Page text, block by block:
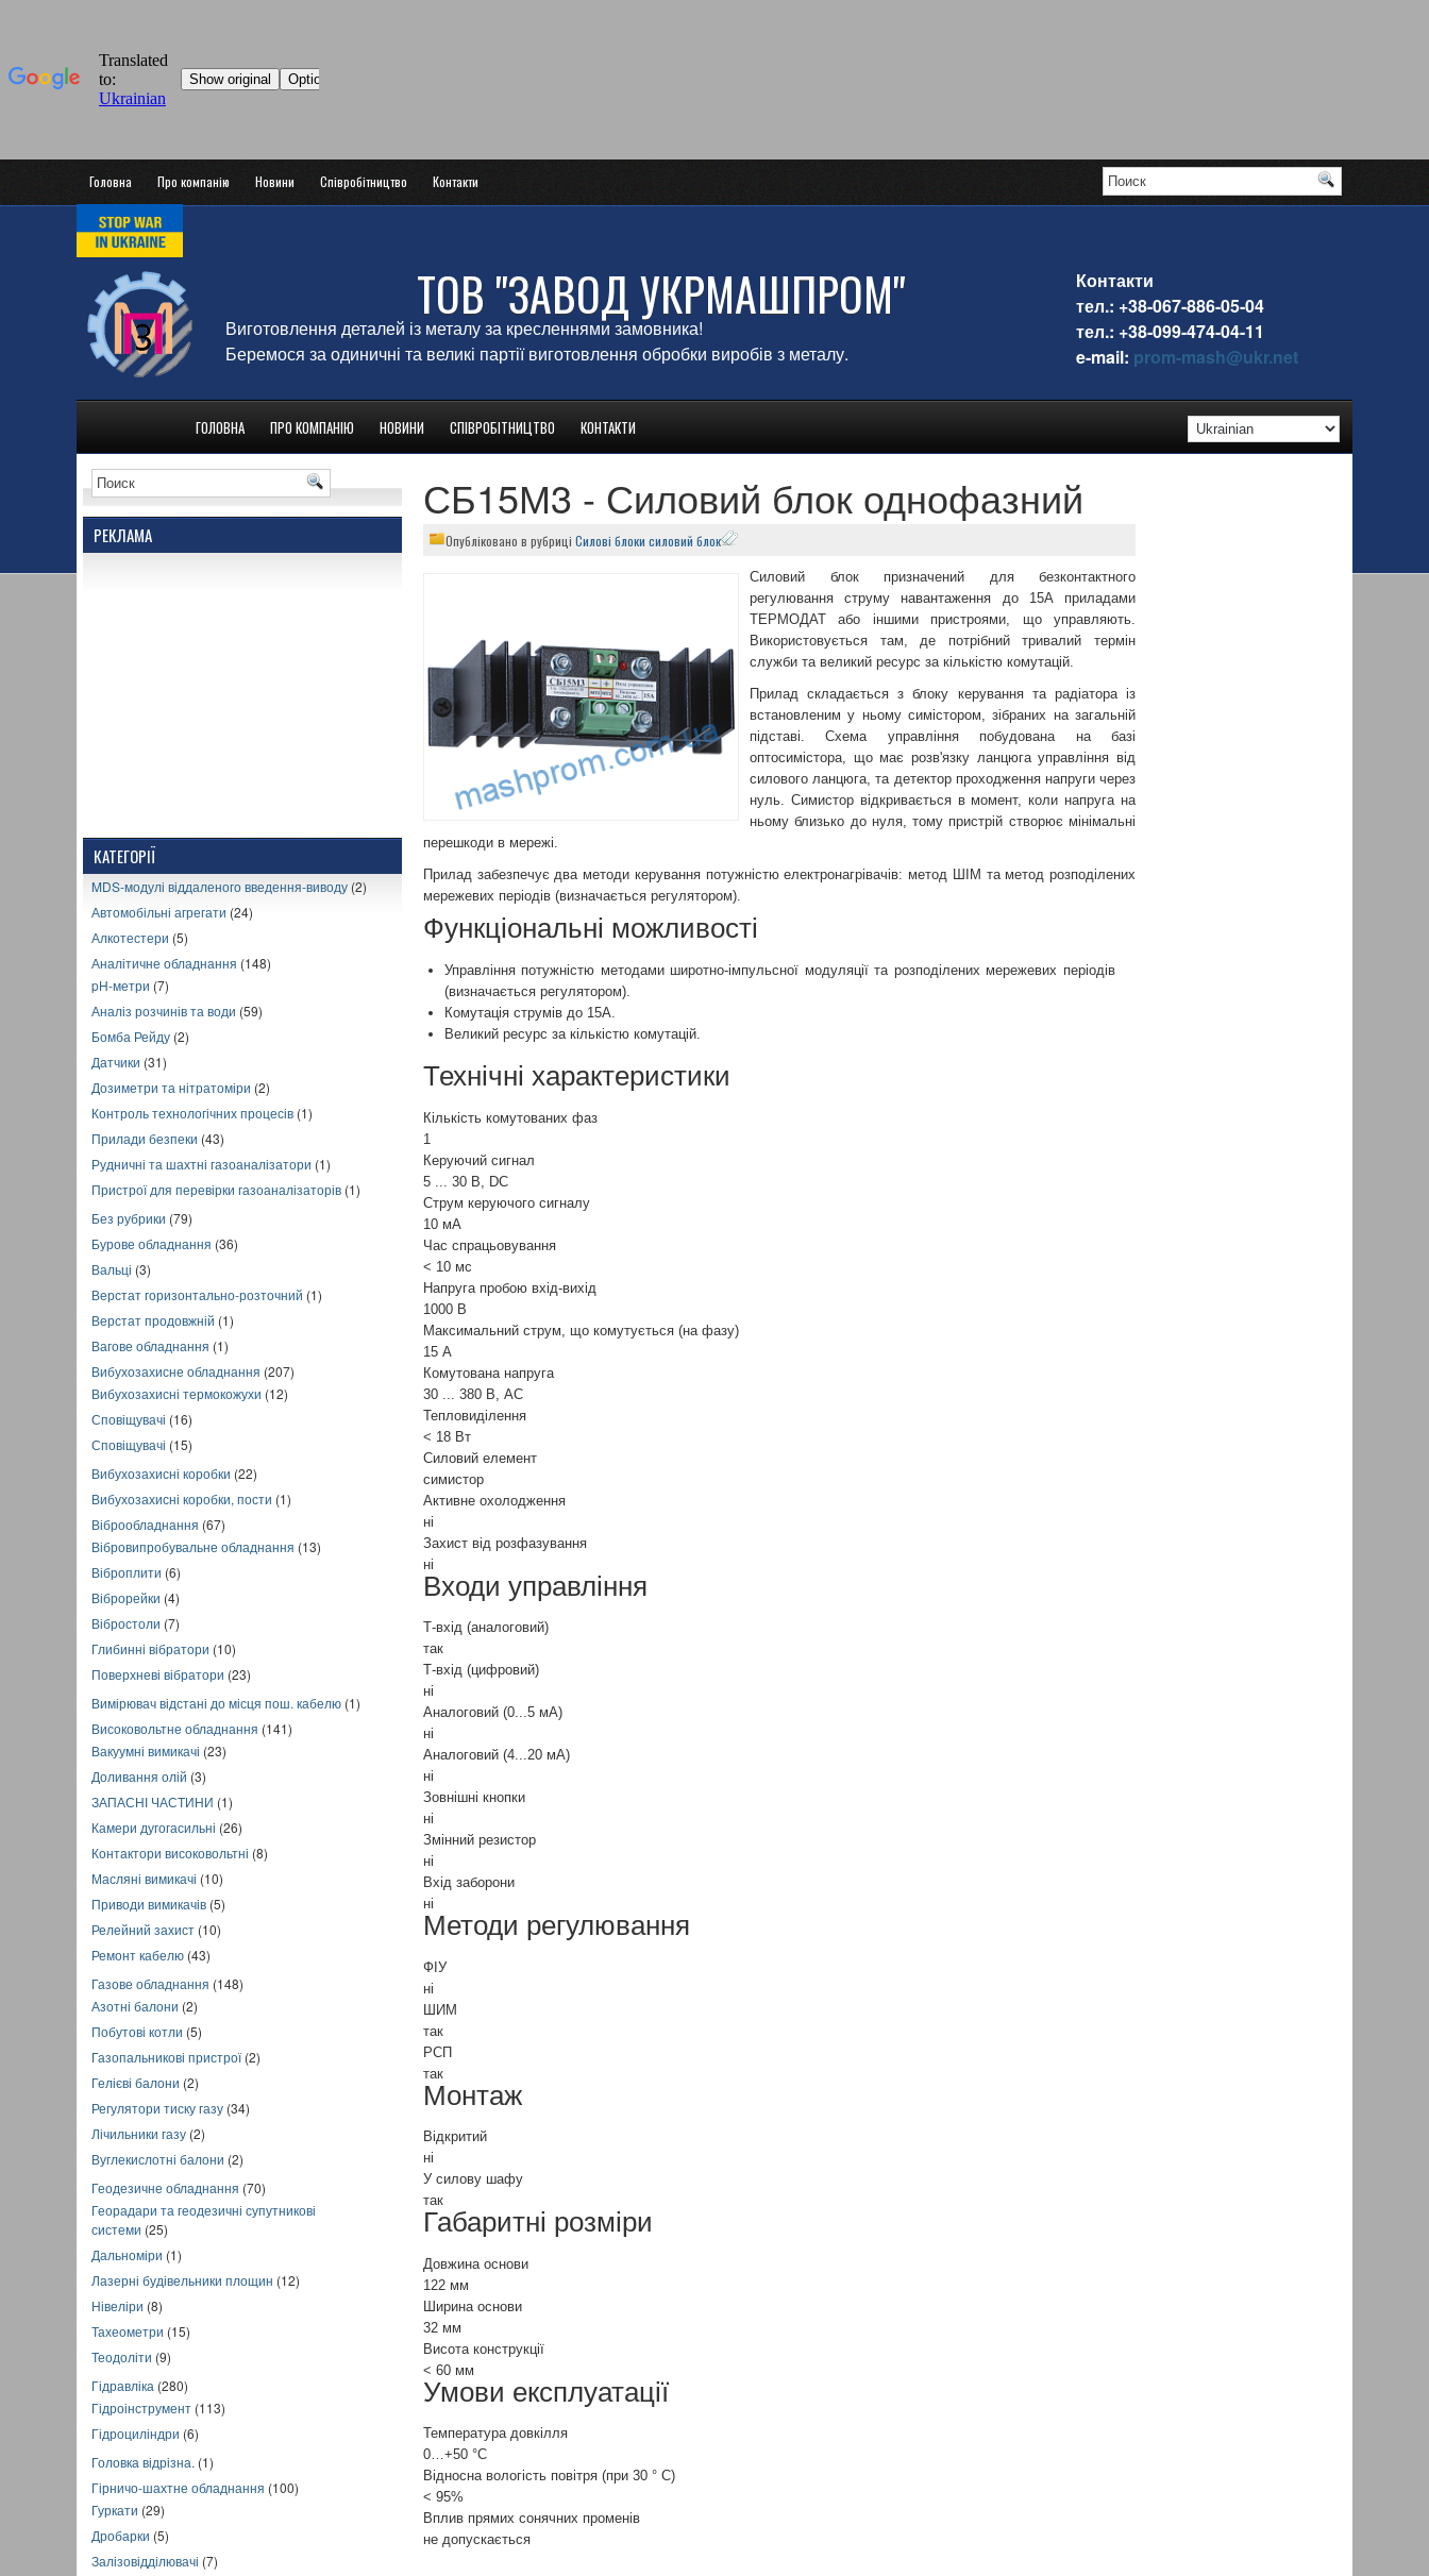
Головна Про компанію Новини Співробітництво Контакти
ТОВ "ЗАВОД УКРМАШПРОМ"
Виготовлення деталей із металу за кресленнями замовника!
Беремося за одиничні та великі партії виготовлення обробки виробів з металу.
Контакти
тел.: +38-067-886-05-04
тел.: +38-099-474-04-11
e-mail: prom-mash@ukr.net
ГОЛОВНА ПРО КОМПАНІЮ НОВИНИ СПІВРОБІТНИЦТВО КОНТАКТИ
РЕКЛАМА
КАТЕГОРІЇ
MDS-модулі віддаленого введення-виводу (2)
Автомобільні агрегати (24)
Алкотестери (5)
Аналітичне обладнання (148)
pH-метри (7)
Аналіз розчинів та води (59)
Бомба Рейду (2)
Датчики (31)
Дозиметри та нітратоміри (2)
Контроль технологічних процесів (1)
Прилади безпеки (43)
Рудничні та шахтні газоаналізатори (1)
Пристрої для перевірки газоаналізаторів (1)
Без рубрики (79)
Бурове обладнання (36)
Вальці (3)
Верстат горизонтально-розточний (1)
Верстат продовжній (1)
Вагове обладнання (1)
Вибухозахисне обладнання (207)
Вибухозахисні термокожухи (12)
Сповіщувачі (16)
Сповіщувачі (15)
Вибухозахисні коробки (22)
Вибухозахисні коробки, пости (1)
Віброобладнання (67)
Вібровипробувальне обладнання (13)
Віброплити (6)
Віброрейки (4)
Вібростоли (7)
Глибинні вібратори (10)
Поверхневі вібратори (23)
Вимірювач відстані до місця пош. кабелю (1)
Високовольтне обладнання (141)
Вакуумні вимикачі (23)
Доливання олій (3)
ЗАПАСНІ ЧАСТИНИ (1)
Камери дугогасильні (26)
Контактори високовольтні (8)
Масляні вимикачі (10)
Приводи вимикачів (5)
Релейний захист (10)
Ремонт кабелю (43)
Газове обладнання (148)
Азотні балони (2)
Побутові котли (5)
Газопальникові пристрої(2)
Гелієві балони (2)
Регулятори тиску газу (34)
Лічильники газу (2)
Вуглекислотні балони (2)
Геодезичне обладнання (70)
Георадари та геодезичні супутникові
системи (25)
Дальноміри (1)
Лазерні будівельники площин (12)
Нівеліри (8)
Тахеометри (15)
Теодоліти (9)
Гідравліка (280)
Гідроінструмент (113)
Гідроциліндри (6)
Головка відрізна. (1)
Гірничо-шахтне обладнання (100)
Гуркати (29)
Дробарки (5)
Залізовідділювачі (7)
СБ15М3 - Силовий блок однофазний
Опубліковано в рубриці Силові блоки силовий блок
Силовий блок призначений для безконтактного
регулювання струму навантаження до 15А приладами
ТЕРМОДАТ або іншими пристроями, що управляють.
Використовується там, де потрібний тривалий термін
служби та великий ресурс за кількістю комутацій.
Прилад складається з блоку керування та радіатора із
встановленим у ньому симістором, зібраних на загальній
підставі. Схема управління побудована на базі
оптосимістора, що має розв'язку ланцюга управління від
силового ланцюга, та детектор проходження напруги через
нуль. Симистор відкривається в момент, коли напруга на
ньому близько до нуля, тому пристрій створює мінімальні
перешкоди в мережі.
Прилад забезпечує два методи керування потужністю електронагрівачів: метод ШІМ та метод розподілених
мережевих періодів (визначається регулятором).
Функціональні можливості
Управління потужністю методами широтно-імпульсної модуляції та розподілених мережевих періодів
(визначається регулятором).
Комутація струмів до 15А.
Великий ресурс за кількістю комутацій.
Технічні характеристики
Кількість комутованих фаз
1
Керуючий сигнал
5 ... 30 В, DC
Струм керуючого сигналу
10 мА
Час спрацьовування
< 10 мс
Напруга пробою вхід-вихід
1000 В
Максимальний струм, що комутується (на фазу)
15 А
Комутована напруга
30 ... 380 В, AC
Тепловиділення
< 18 Вт
Силовий елемент
симистор
Активне охолодження
ні
Захист від розфазування
ні
Входи управління
Т-вхід (аналоговий)
так
Т-вхід (цифровий)
ні
Аналоговий (0...5 мА)
ні
Аналоговий (4...20 мА)
ні
Зовнішні кнопки
ні
Змінний резистор
ні
Вхід заборони
ні
Методи регулювання
ФІУ
ні
ШИМ
так
РСП
так
Монтаж
Відкритий
ні
У силову шафу
так
Габаритні розміри
Довжина основи
122 мм
Ширина основи
32 мм
Висота конструкції
< 60 мм
Умови експлуатації
Температура довкілля
0…+50 °С
Відносна вологість повітря (при 30 ° С)
< 95%
Вплив прямих сонячних променів
не допускається